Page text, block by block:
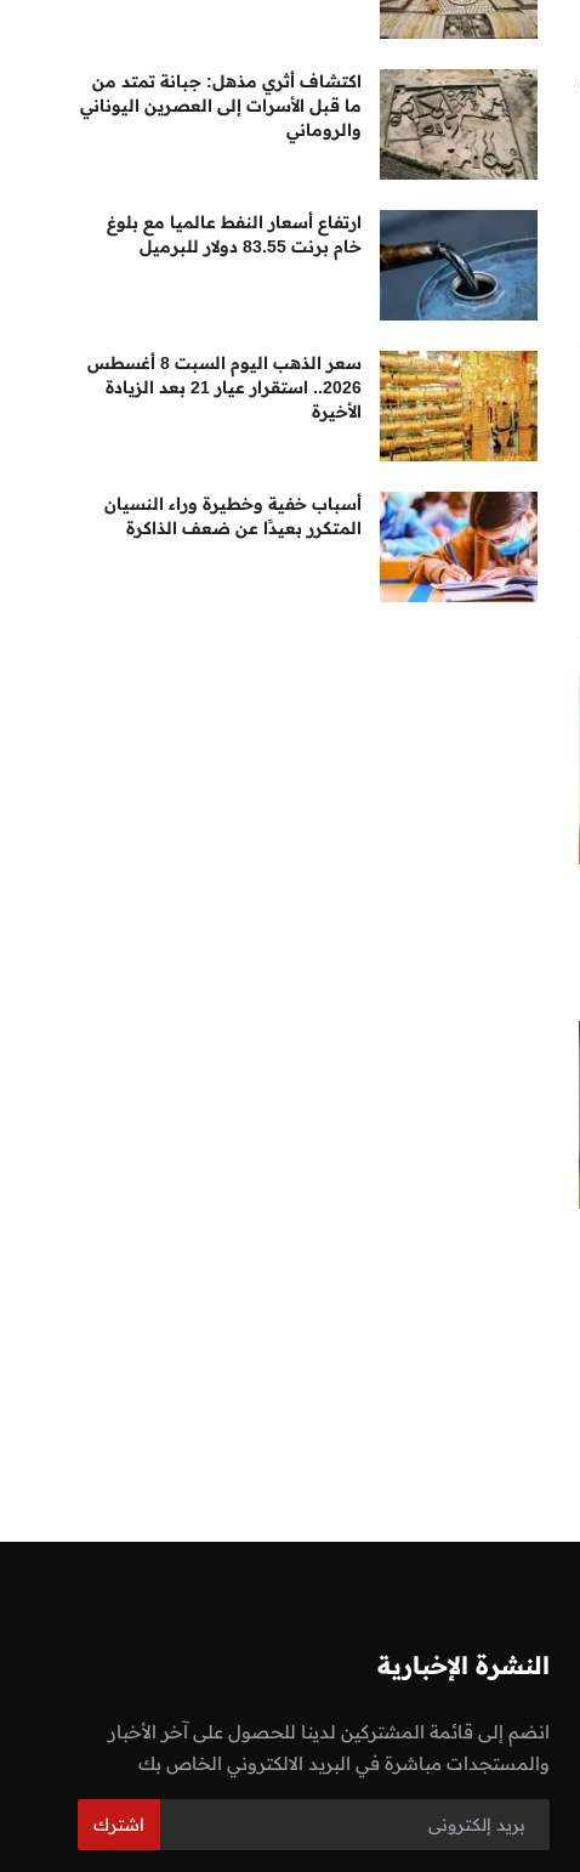
اكتشاف أثري مذهل: جبانة تمتد من
ما قبل الأسرات إلى العصرين اليوناني
والروماني
ارتفاع أسعار النفط عالميا مع بلوغ
خام برنت 83.55 دولار للبرميل
سعر الذهب اليوم السبت 8 أغسطس
2026.. استقرار عيار 21 بعد الزيادة
الأخيرة
أسباب خفية وخطيرة وراء النسيان
المتكرر بعيدًا عن ضعف الذاكرة
النشرة الإخبارية
انضم إلى قائمة المشتركين لدينا للحصول على آخر الأخبار
والمستجدات مباشرة في البريد الالكتروني الخاص بك
اشترك